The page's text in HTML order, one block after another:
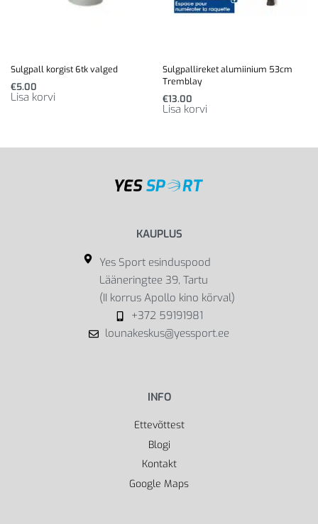
Sulgpall korgist 6tk valged
€5.00
Lisa korvi
Sulgpallireket alumiinium 53cm
Tremblay
€13.00
Lisa korvi
KAUPLUS
Yes Sport esinduspood
Lääneringtee 39, Tartu
(II korrus Apollo kino kõrval)
+372 59191981
lounakeskus@yessport.ee
INFO
Ettevõttest
Blogi
Kontakt
Google Maps